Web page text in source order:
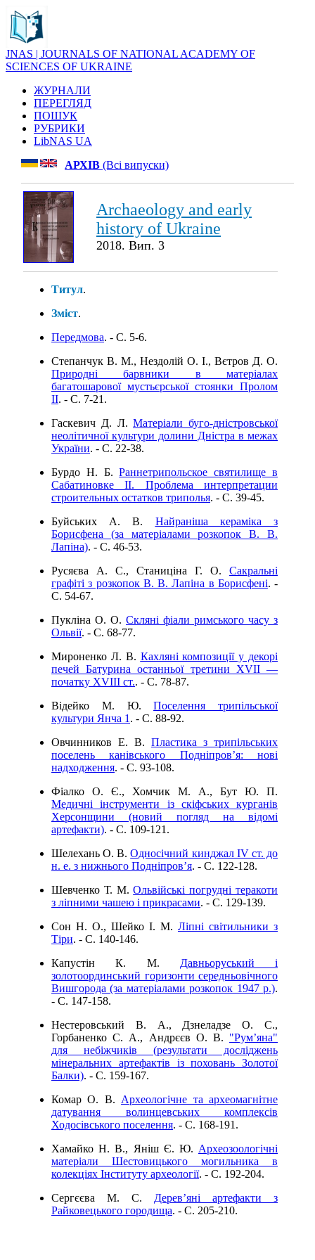
JNAS | JOURNALS OF NATIONAL ACADEMY OF
SCIENCES OF UKRAINE
ЖУРНАЛИ
ПЕРЕГЛЯД
ПОШУК
РУБРИКИ
LibNAS UA
АРХІВ (Всі випуски)
Archaeology and early
history of Ukraine
2018. Вип. 3
Титул.
Зміст.
Передмова. - C. 5-6.
Степанчук В. М., Нездолій О. І., Вєтров Д. О.
Природні барвники в матеріалах
багатошарової мустьєрської стоянки Пролом
II. - C. 7-21.
Гаскевич Д. Л.Матеріали буго-дністровської
неолітичної культури долини Дністра в межах
України. - C. 22-38.
Бурдо Н. Б.Раннетрипольское святилище в
Сабатиновке II. Проблема интерпретации
строительных остатков триполья. - C. 39-45.
Буйських А. В. Найраніша кераміка з
Борисфена (за матеріалами розкопок В. В.
Лапіна). - C. 46-53.
Русяєва А. С., Станиціна Г. О. Сакральні
графіті з розкопок В. В. Лапіна в Борисфені. -
C. 54-67.
Пукліна О. О. Скляні фіали римського часу з
Ольвії. - C. 68-77.
Мироненко Л. В. Кахляні композиції у декорі
печей Батурина останньої третини XVII —
початку XVIII ст.. - C. 78-87.
Відейко М. Ю.Поселення трипільської
культури Янча 1 . - C. 88-92.
Овчинников Е. В. Пластика з трипільських
поселень канівського Подніпров’я: нові
надходження. - C. 93-108.
Фіалко О. Є., Хомчик М. А., Бут Ю. П.
Медичні інструменти із скіфських курганів
Херсонщини (новий погляд на відомі
артефакти). - C. 109-121.
Шелехань О. В.Односічний кинджал IV ст. до
н. е. з нижнього Подніпров’я. - C. 122-128.
Шевченко Т. М.Ольвійські погрудні теракоти
з ліпними чашею і прикрасами. - C. 129-139.
Сон Н. О., Шейко І. М. Ліпні світильники з
Тіри. - C. 140-146.
Капустін К. М. Давньоруський і
золотоординський горизонти середньовічного
Вишгорода (за матеріалами розкопок 1947 р.).
- C. 147-158.
Нестеровський В. А., Дзнеладзе О. С.,
Горбаненко С. А., Андрєєв О. В. "Рум’яна"
для небіжчиків (результати досліджень
мінеральних артефактів із поховань Золотої
Балки). - C. 159-167.
Комар О. В. Археологічне та археомагнітне
датування волинцевських комплексів
Ходосівського поселення. - C. 168-191.
Хамайко Н. В., Яніш Є. Ю. Археозоологічні
матеріали Шестовицького могильника в
колекціях Інституту археології. - C. 192-204.
Сергєєва М. С. Дерев’яні артефакти з
Райковецького городища. - C. 205-210.